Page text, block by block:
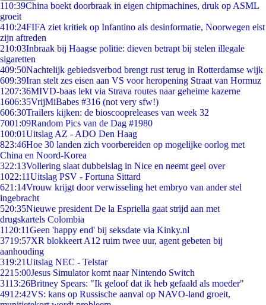
110:39China boekt doorbraak in eigen chipmachines, druk op ASML
groeit
410:24FIFA ziet kritiek op Infantino als desinformatie, Noorwegen eist
zijn aftreden
210:03Inbraak bij Haagse politie: dieven betrapt bij stelen illegale
sigaretten
409:50Nachtelijk gebiedsverbod brengt rust terug in Rotterdamse wijk
609:39Iran stelt zes eisen aan VS voor heropening Straat van Hormuz
1207:36MIVD-baas lekt via Strava routes naar geheime kazerne
1606:35VrijMiBabes #316 (not very sfw!)
606:30Trailers kijken: de bioscoopreleases van week 32
7001:09Random Pics van de Dag #1980
100:01Uitslag AZ - ADO Den Haag
823:46Hoe 30 landen zich voorbereiden op mogelijke oorlog met
China en Noord-Korea
322:13Vollering slaat dubbelslag in Nice en neemt geel over
1022:11Uitslag PSV - Fortuna Sittard
621:14Vrouw krijgt door verwisseling het embryo van ander stel
ingebracht
520:35Nieuwe president De la Espriella gaat strijd aan met
drugskartels Colombia
11 20:11Geen 'happy end' bij seksdate via Kinky.nl
3719:57XR blokkeert A12 ruim twee uur, agent gebeten bij
aanhouding
319:21Uitslag NEC - Telstar
2215:00Jesus Simulator komt naar Nintendo Switch
3113:26Britney Spears: "Ik geloof dat ik heb gefaald als moeder"
4912:42VS: kans op Russische aanval op NAVO-land groeit,